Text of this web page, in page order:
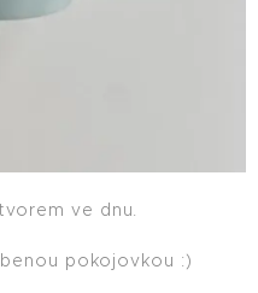
ve dnu.
pokojovkou :)